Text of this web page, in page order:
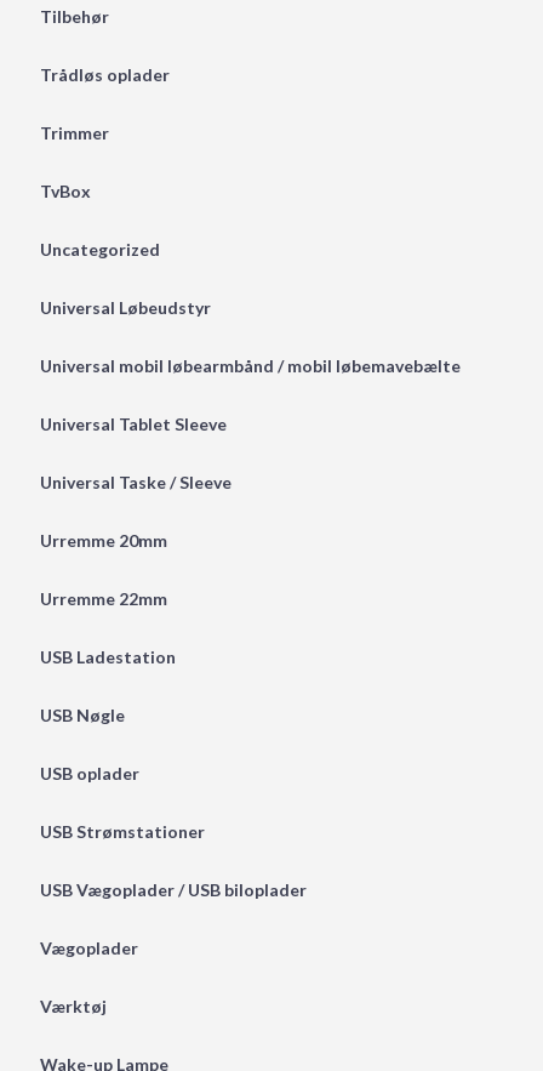
Tilbehør
Trådløs oplader
Trimmer
TvBox
Uncategorized
Universal Løbeudstyr
Universal mobil løbearmbånd / mobil løbemavebælte
Universal Tablet Sleeve
Universal Taske / Sleeve
Urremme 20mm
Urremme 22mm
USB Ladestation
USB Nøgle
USB oplader
USB Strømstationer
USB Vægoplader / USB biloplader
Vægoplader
Værktøj
Wake-up Lampe